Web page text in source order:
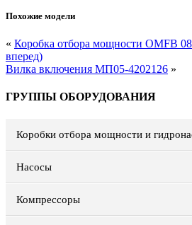
Похожие модели
« Коробка отбора мощности OMFB
вперед)
Вилка включения МП05-4202126 »
ГРУППЫ ОБОРУДОВАНИЯ
Коробки отбора мощности и
Насосы
Компрессоры